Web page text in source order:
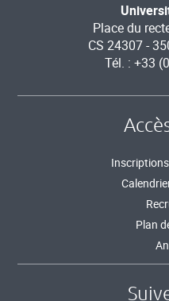
Place du
CS 24307 -
Tél. : +33
Plan